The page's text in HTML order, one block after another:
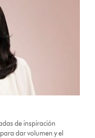
de inspiración
dar volumen y el